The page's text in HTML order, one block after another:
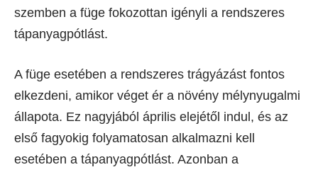
szemben a füge fokozottan igényli a rendszeres
tápanyagpótlást.
A füge esetében a rendszeres trágyázást fontos
elkezdeni, amikor véget ér a növény mélynyugalmi
állapota. Ez nagyjából április elejétől indul, és az
első fagyokig folyamatosan alkalmazni kell
esetében a tápanyagpótlást. Azonban a